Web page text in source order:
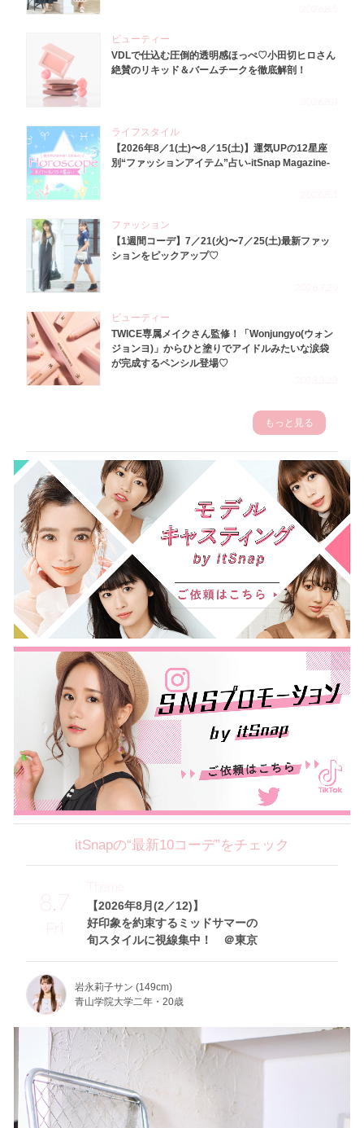
ビューティー
VDLで仕込む圧倒的透明感ほっぺ♡小田切ヒロさん
絶賛のリキッド＆バームチークを徹底解剖！
ライフスタイル
【2026年8／1(土)〜8／15(土)】運気UPの12星座
別“ファッションアイテム”占い-itSnap Magazine-
ファッション
【1週間コーデ】7／21(火)〜7／25(土)最新ファッ
ションをピックアップ♡
ビューティー
TWICE専属メイクさん監修！「Wonjungyo(ウォン
ジョンヨ)」からひと塗りでアイドルみたいな涙袋
が完成するペンシル登場♡
もっと見る
itSnapの“最新10コーデ”をチェック
8.7
Fri
【2026年8月(2／12)】
好印象を約束するミッドサマーの
旬スタイルに視線集中！ ＠東京
Theme
岩永莉子サン (149cm)
青山学院大学二年・20歳